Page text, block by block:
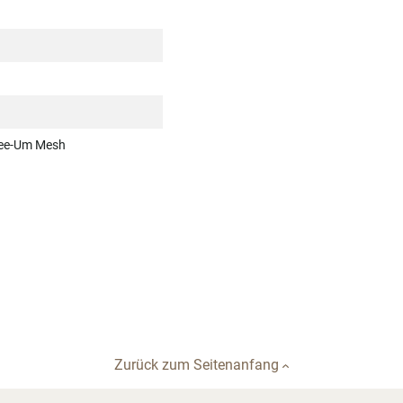
Um Mesh
Zurück zum Seitenanfang